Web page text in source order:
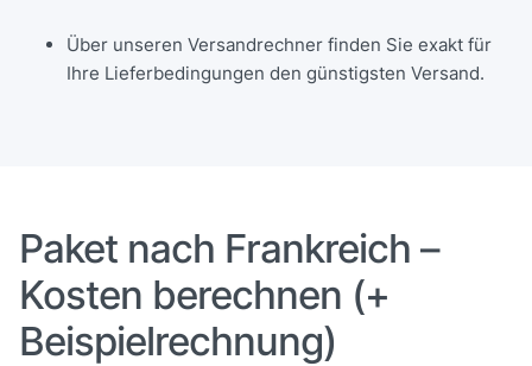
Über unseren Versandrechner finden Sie exakt für
Ihre Lieferbedingungen den günstigsten Versand.
Paket nach Frankreich –
Kosten berechnen (+
Beispielrechnung)